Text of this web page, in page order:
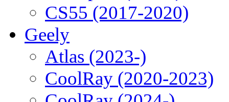
CS55 (2017-2020)
Geely
Atlas (2023-)
CoolRay (2020-2023)